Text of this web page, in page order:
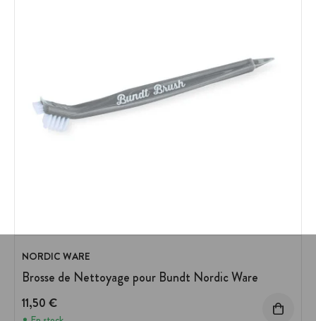
NORDIC WARE
Brosse de Nettoyage pour Bundt Nordic Ware
11,50 €